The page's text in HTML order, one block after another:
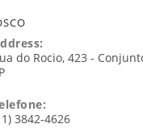
do Rocio, 423 -
3842-4626